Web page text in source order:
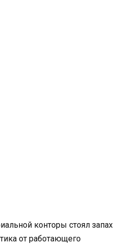
конторы стоял запах
от работающего